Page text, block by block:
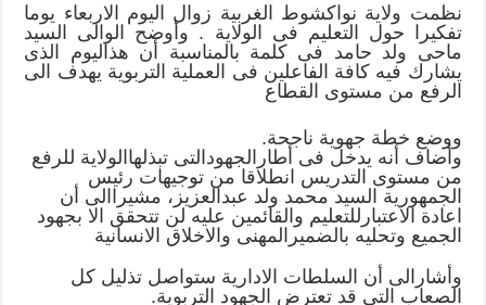
تنظم
يوماتفكيريا
للتعليم
مغلقة
نظمت ولاية نواكشوط الغربية زوال اليوم الاربعاء يوما
تفكيرا حول التعليم فى الولاية . وأوضح الوالى السيد
ماحى ولد حامد فى كلمة بالمناسبة أن هذاليوم الذى
يشارك فيه كافة الفاعلين فى العملية التربوية يهدف الى
الرفع من مستوى القطاع
ووضع خطة جهوية ناجحة.
وأضاف أنه يدخل فى أطارالجهودالتى تبذلهاالولاية للرفع
من مستوى التدريس انطلاقا من توجيهات رئيس
الجمهورية السيد محمد ولد عبدالعزيز، مشيراالى أن
اعادة الاعتبارللتعليم والقائمين عليه لن تتحقق الا بجهود
الجميع وتحليه بالضميرالمهنى والاخلاق الانسانية
وأشارالى أن السلطات الادارية ستواصل تذليل كل
الصعاب التى قد تعترض الجهود التربوية.